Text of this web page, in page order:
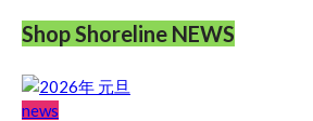
Shop Shoreline NEWS
news